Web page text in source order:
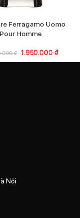
Ferragamo Uomo
Pour Homme
₫ 1.950.000 ₫
Nội